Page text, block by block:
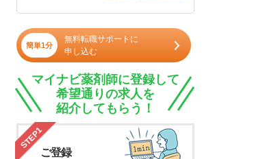
簡単1分
無料転職サポートに
申し込む
マイナビ薬剤師に登録して
希望通りの求人を
紹介してもらう！
STEP1
ご登録